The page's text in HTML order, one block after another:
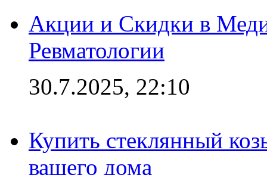
Акции и Скидки в
Ревматологии
30.7.2025, 22:10
Купить стеклянный
вашего дома